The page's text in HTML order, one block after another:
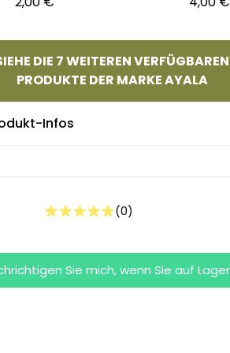
DIE 7 WEITEREN VERFÜGBAREN
PRODUKTE DER MARKE AYALA
Infos
(0)